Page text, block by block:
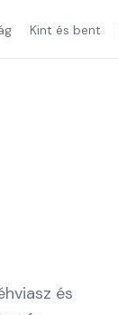
Kint és bent
és